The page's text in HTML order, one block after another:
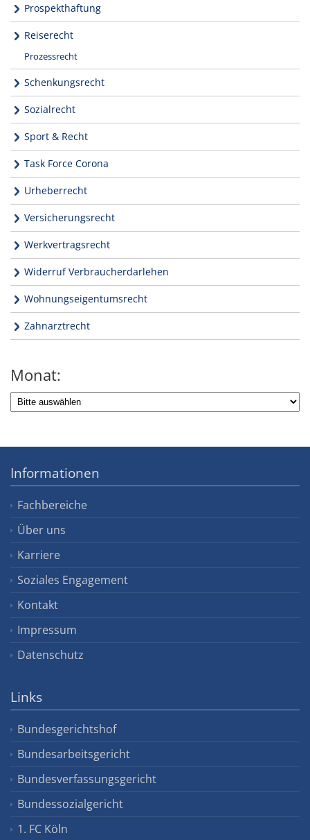
Prospekthaftung
Reiserecht
Prozessrecht
Schenkungsrecht
Sozialrecht
Sport & Recht
Task Force Corona
Urheberrecht
Versicherungsrecht
Werkvertragsrecht
Widerruf Verbraucherdarlehen
Wohnungseigentumsrecht
Zahnarztrecht
Monat:
Informationen
Fachbereiche
Über uns
Karriere
Soziales Engagement
Kontakt
Impressum
Datenschutz
Links
Bundesgerichtshof
Bundesarbeitsgericht
Bundesverfassungsgericht
Bundessozialgericht
1. FC Köln